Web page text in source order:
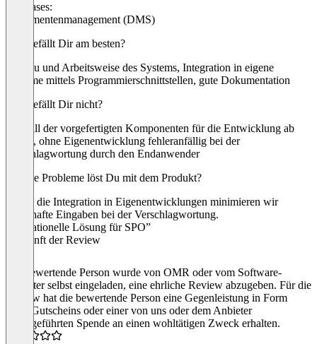
Use cases:
Dokumentenmanagement (DMS)
Was gefällt Dir am besten?
Aufbau und Arbeitsweise des Systems, Integration in eigene
Systeme mittels Programmierschnittstellen, gute Dokumentation
Was gefällt Dir nicht?
Wegfall der vorgefertigten Komponenten für die Entwicklung ab
.Net 5, ohne Eigenentwicklung fehleranfällig bei der
Verschlagwortung durch den Endanwender
Welche Probleme löst Du mit dem Produkt?
Durch die Integration in Eigenentwicklungen minimieren wir
fehlerhafte Eingaben bei der Verschlagwortung.
“Sensationelle Lösung für SPO”
Herkunft der Review
Die bewertende Person wurde von OMR oder vom Software-
Anbieter selbst eingeladen, eine ehrliche Review abzugeben. Für die
Review hat die bewertende Person eine Gegenleistung in Form
eines Gutscheins oder einer von uns oder dem Anbieter
durchgeführten Spende an einen wohltätigen Zweck erhalten.